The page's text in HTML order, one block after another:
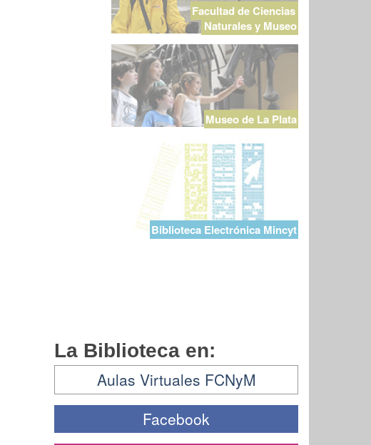
Facultad de Ciencias
Naturales y Museo
Museo de La Plata
Biblioteca Electrónica Mincyt
La Biblioteca en:
Aulas Virtuales FCNyM
Facebook